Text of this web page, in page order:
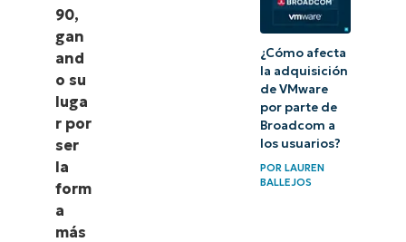
90,
gan
and
o su
luga
r por
ser
la
form
a
más
¿Cómo afecta
la adquisición
de VMware
por parte de
Broadcom a
los usuarios?
PORLAUREN
BALLEJOS